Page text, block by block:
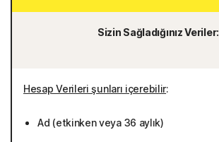
Sizin Sağladığınız Veriler:
Hesap Verileri şunları içerebilir:
Ad (etkinken veya 36 aylık)